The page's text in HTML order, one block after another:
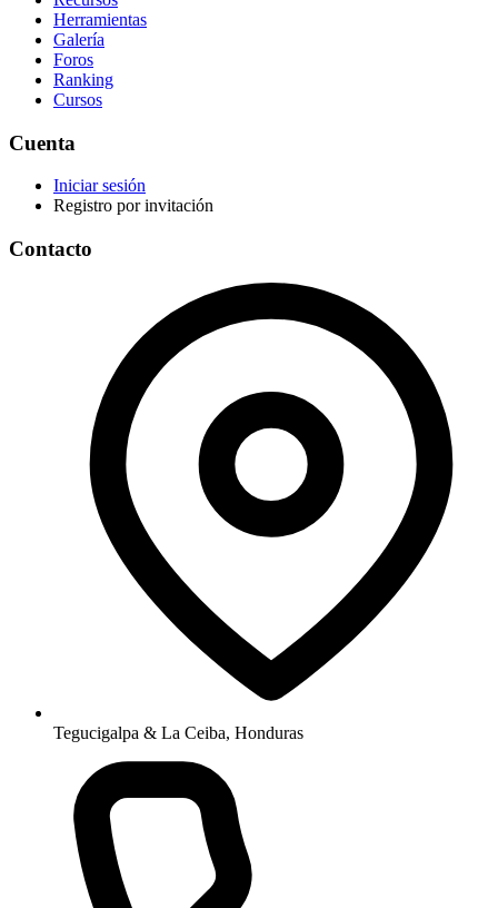
Herramientas
Galería
Foros
Ranking
Cursos
Cuenta
Iniciar sesión
Registro por invitación
Contacto
Tegucigalpa & La Ceiba, Honduras